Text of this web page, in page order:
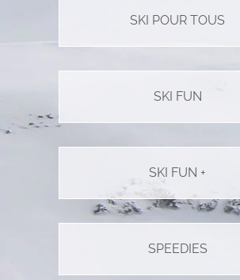
SKI POUR TOUS
SKI FUN
SKI FUN +
SPEEDIES